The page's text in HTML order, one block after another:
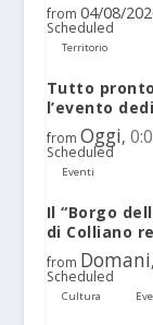
from 04/08/
Scheduled
Territorio
Tutto
l’evento
from Oggi,
Scheduled
Eventi
Il “Borgo
di Colliano
from Domani,
Scheduled
Cultura